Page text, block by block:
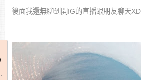
後面我還無聊到開IG的直播跟朋友聊天